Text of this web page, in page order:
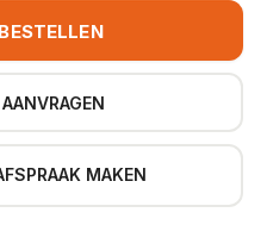
MAKEN